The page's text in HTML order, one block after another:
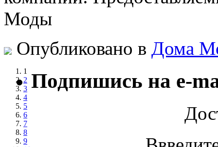
Моды
Опубликовано в Дома
1
2
3
4
5
6
7
8
9
Подпишись на e-